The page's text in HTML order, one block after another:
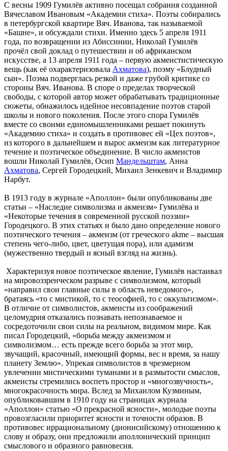
С весны 1909 Гумилёв активно посещал собрания созданной
Вячеславом Ивановым «Академии стиха». Поэты собирались
в петербургской квартире Вяч. Иванова, так называемой
«Башне», и обсуждали стихи. Именно здесь 5 апреля 1911
года, по возвращении из Абиссинии, Николай Гумилёв
прочёл свой доклад о путешествии и об африканском
искусстве, а 13 апреля 1911 года – первую акмеистистическую
вещь (как её охарактеризовала Ахматова), поэму «Блудный
сын». Поэма подверглась резкой и даже грубой критике со
стороны Вяч. Иванова. В споре о пределах творческой
свободы, с которой автор может обрабатывать традиционные
сюжеты, обнажилось идейное несовпадение поэтов старой
школы и нового поколения. После этого спора Гумилёв
вместе со своими единомышленниками решает покинуть
«Академию стиха» и создать в противовес ей «Цех поэтов»,
из которого в дальнейшем и вырос акмеизм как литературное
течение и поэтическое объединение. В число акмеистов
вошли Николай Гумилёв, Осип Мандельштам, Анна
Ахматова, Сергей Городецкий, Михаил Зенкевич и Владимир
Нарбут.
В 1913 году в журнале «Аполлон» были опубликованы две
статьи – «Наследие символизма и акмеизм» Гумилёва и
«Некоторые течения в современной русской поэзии»
Городецкого. В этих статьях и было дано определение нового
поэтического течения – акмеизм (от греческого akme – высшая
степень чего-либо, цвет, цветущая пора), или адамизм
(мужественно твердый и ясный взгляд на жизнь).
Характеризуя новое поэтическое явление, Гумилёв настаивал
на мировоззренческом разрыве с символизмом, который
«направил свои главные силы в область неведомого»,
братаясь «то с мистикой, то с теософией, то с оккультизмом».
В отличие от символистов, акмеисты из соображений
целомудрия отказались познавать непознаваемое и
сосредоточили свои силы на реальном, видимом мире. Как
писал Городецкий, «борьба между акмеизмом и
символизмом… есть прежде всего борьба за этот мир,
звучащий, красочный, имеющий формы, вес и время, за нашу
планету Землю». Упрекая символистов в чрезмерном
увлечении мистическими туманами и в размытости смыслов,
акмеисты стремились воспеть простор и «многозвучность»,
многокрасочность мира. Вслед за Михаилом Кузминым,
опубликовавшим в 1910 году на страницах журнала
«Аполлон» статью «О прекрасной ясности», молодые поэты
провозгласили приоритет ясности и точности образов. В
противовес иррациональному (дионисийскому) отношению к
слову и образу, они предложили аполлонический принцип
смыслового и образного равновесия.